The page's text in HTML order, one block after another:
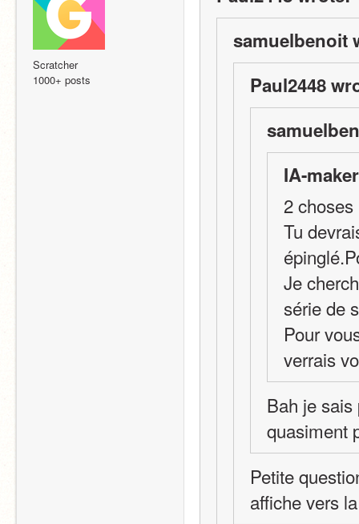
Scratcher
1000+ posts
samuelbenoit
Paul2448
IA-
2
Tu
Je
série de
Pour
verrais
Bah je sais
quasiment
Petite
affiche vers